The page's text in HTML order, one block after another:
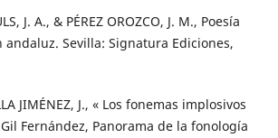
J. A., & PÉREZ OROZCO, J. M., Poesía
Sevilla: Signatura Ediciones,
JIMÉNEZ, J., « Los fonemas implosivos
Fernández, Panorama de la fonología